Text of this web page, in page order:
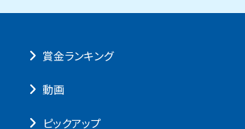
賞⾦ランキング
動画
ピックアップ